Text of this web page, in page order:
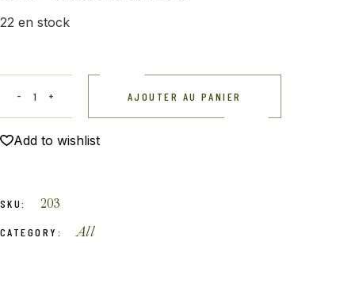
22 en stock
AJOUTER AU PANIER
Add to wishlist
SKU: 203
CATEGORY: All